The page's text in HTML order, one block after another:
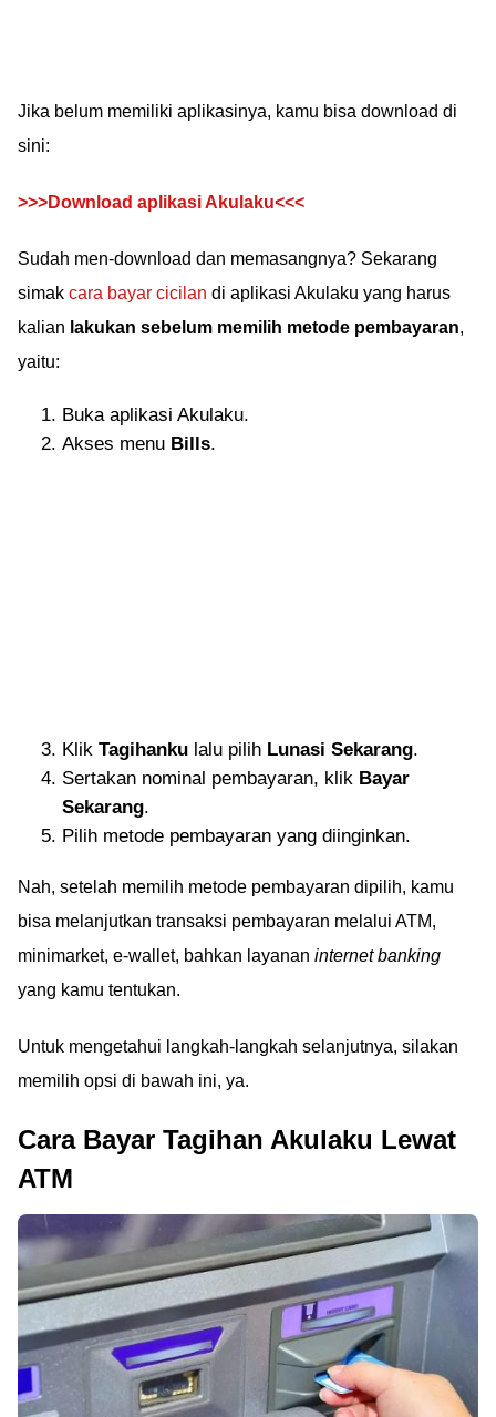
Jika belum memiliki aplikasinya, kamu bisa download di
sini:
>>>Download aplikasi Akulaku<<<
Sudah men-download dan memasangnya? Sekarang
simak cara bayar cicilan di aplikasi Akulaku yang harus
kalian lakukan sebelum memilih metode pembayaran,
yaitu:
Buka aplikasi Akulaku.
Akses menu Bills.
Klik Tagihanku lalu pilih Lunasi Sekarang.
Sertakan nominal pembayaran, klik Bayar
Sekarang.
Pilih metode pembayaran yang diinginkan.
Nah, setelah memilih metode pembayaran dipilih, kamu
bisa melanjutkan transaksi pembayaran melalui ATM,
minimarket, e-wallet, bahkan layanan internet banking
yang kamu tentukan.
Untuk mengetahui langkah-langkah selanjutnya, silakan
memilih opsi di bawah ini, ya.
Cara Bayar Tagihan Akulaku Lewat
ATM